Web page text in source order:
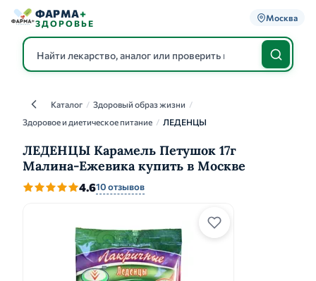
ФАРМА+
ЗДОРОВЬЕ
Москва
КаталогКаталог / Здоровый образ жизни /
Здоровое и диетическое питание / ЛЕДЕНЦЫ
ЛЕДЕНЦЫ Карамель Петушок 17г
Малина-Ежевика купить в Москве
4.610 отзывов